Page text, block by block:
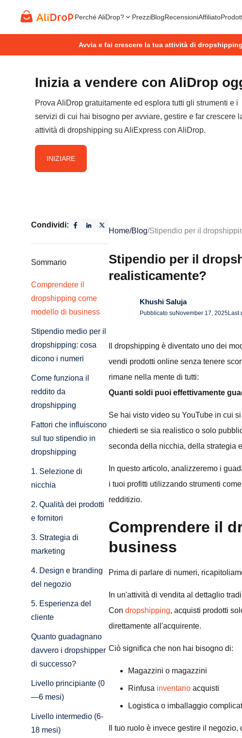
Perché AliDrop? PrezziBlogRecensioniAffiliato
Avvia e fai crescere la tua attività di
Inizia a vendere con AliDrop
Prova AliDrop gratuitamente ed esplora tutti gli strumenti e i
servizi di cui hai bisogno per avviare, gestire e far crescere
attività di dropshipping su AliExpress con AliDrop.
INIZIARE
Condividi:
Sommario
Comprendere il
dropshipping come
modello di business
Stipendio medio per il
dropshipping: cosa
dicono i numeri
Come funziona il
reddito da
dropshipping
Fattori che influiscono
sul tuo stipendio in
dropshipping
1. Selezione di
nicchia
2. Qualità dei prodotti
e fornitori
3. Strategia di
marketing
4. Design e branding
del negozio
5. Esperienza del
cliente
Quanto guadagnano
davvero i dropshipper
di successo?
Livello principiante (0
—6 mesi)
Livello intermedio (6-
18 mesi)
Home/Blog/Stipendio per il
Stipendio per il
realisticamente?
Khushi Saluja
Pubblicato su November 17, 2025Last
Il dropshipping è diventato uno dei
vendi prodotti online senza tenere
rimane nella mente di tutti:
Quanti soldi puoi effettivamente
Se hai visto video su YouTube in cui
chiederti se sia realistico o solo
seconda della nicchia, della strategia
In questo articolo, analizzeremo i
i tuoi profitti utilizzando strumenti
redditizio.
Comprendere il
business
Prima di parlare di numeri,
In un'attività di vendita al dettaglio
Con dropshipping, acquisti prodotti
direttamente all'acquirente.
Ciò significa che non hai bisogno di:
Magazzini o magazzini
Rinfusa inventario acquisti
Logistica o imballaggio
Il tuo ruolo è invece gestire il